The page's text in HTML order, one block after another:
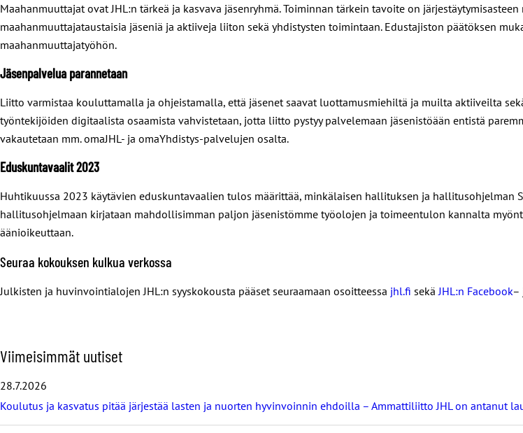
Maahanmuuttajat ovat JHL:n tärkeä ja kasvava jäsenryhmä. Toiminnan tärkein tavoite on
maahanmuuttajataustaisia jäseniä ja aktiiveja liiton sekä yhdistysten toimintaan. Edustajiston päätöksen
maahanmuuttajatyöhön.
Jäsenpalvelua parannetaan
Liitto varmistaa kouluttamalla ja ohjeistamalla, että jäsenet saavat luottamusmiehiltä ja muilta aktiiveilta
työntekijöiden digitaalista osaamista vahvistetaan, jotta liitto pystyy palvelemaan jäsenistöään entistä
vakautetaan mm. omaJHL- ja omaYhdistys-palvelujen osalta.
Eduskuntavaalit 2023
Huhtikuussa 2023 käytävien eduskuntavaalien tulos määrittää, minkälaisen hallituksen ja hallitusohjelman
hallitusohjelmaan kirjataan mahdollisimman paljon jäsenistömme työolojen ja toimeentulon kannalta
äänioikeuttaan.
Seuraa kokouksen kulkua verkossa
Julkisten ja huvinvointialojen JHL:n syyskokousta pääset seuraamaan osoitteessa jhl.fi sekä JHL:n Facebook–
O
h
i
t
a
Viimeisimmät uutiset
28.7.2026
Koulutus ja kasvatus pitää järjestää lasten ja nuorten hyvinvoinnin ehdoilla – Ammattiliitto JHL on antanut